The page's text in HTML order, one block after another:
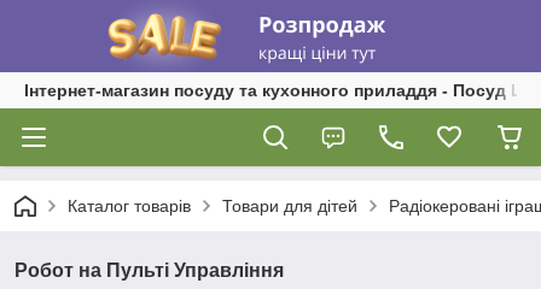
Інтернет-магазин посуду та кухонного приладдя - Посуд
Каталог товарів Товари для дітей Радіокеровані
Робот на Пульті Управління